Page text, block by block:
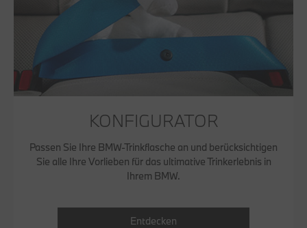
KONFIGURATOR
Passen Sie Ihre BMW-Trinkflasche an und berücksichtigen
Sie alle Ihre Vorlieben für das ultimative Trinkerlebnis in
Ihrem BMW.
Entdecken